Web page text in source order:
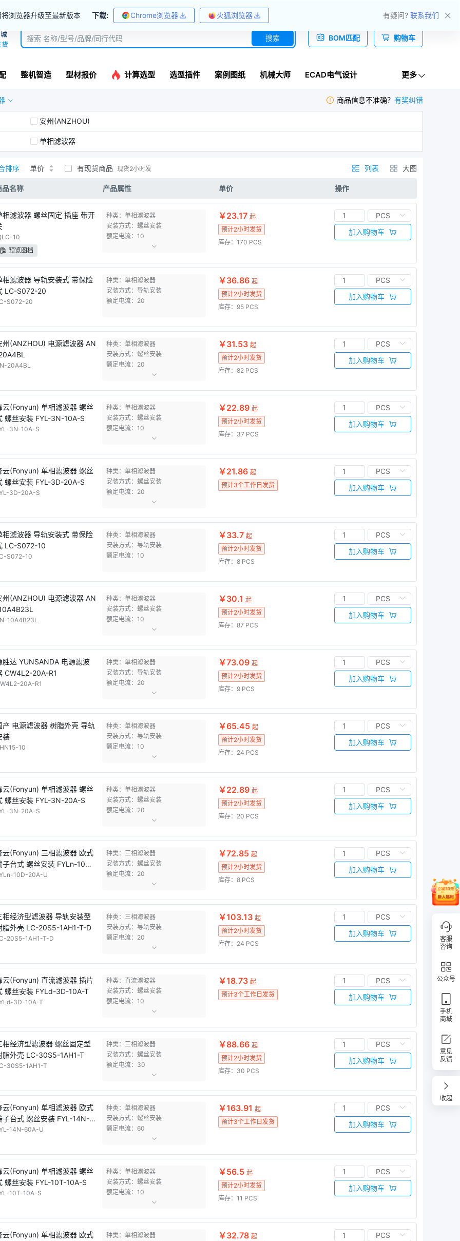
浏览器升级至最新版本 下载: Chrome浏览器 火狐浏览器 有疑问? 联系我们
关于我们
搜索 BOM匹配 购物车
整机智造 型材报价 计算选型 选型插件 案例图纸 机械大师 ECAD电气设计 更多
商品信息不准确？ 有奖纠错
安州(ANZHOU)
单相滤波器
排序 单价 有现货商品 现货2小时发 列表 大图
品名称 产品属性 单价 操作
相滤波器 螺丝固定 插座 带开
10
预览图档
种类：单相滤波器
安装方式：螺丝安装
额定电流：10
￥23.17 起
预计2小时发货
库存：170 PCS
加入购物车
相滤波器 导轨安装式 带保险
LC-S072-20
S072-20
种类：单相滤波器
安装方式：导轨安装
额定电流：20
￥36.86 起
预计2小时发货
库存：95 PCS
加入购物车
州(ANZHOU) 电源滤波器 AN
20A4BL
种类：单相滤波器
安装方式：螺丝安装
额定电流：20
￥31.53 起
预计2小时发货
库存：82 PCS
加入购物车
云(Fonyun) 单相滤波器 螺丝
螺丝安装 FYL-3N-10A-S
3N-10A-S
种类：单相滤波器
安装方式：螺丝安装
额定电流：10
￥22.89 起
预计2小时发货
库存：37 PCS
加入购物车
云(Fonyun) 单相滤波器 螺丝
螺丝安装 FYL-3D-20A-S
3D-20A-S
种类：单相滤波器
安装方式：螺丝安装
额定电流：20
￥21.86 起
预计3个工作日发货
加入购物车
相滤波器 导轨安装式 带保险
LC-S072-10
S072-10
种类：单相滤波器
安装方式：导轨安装
额定电流：10
￥33.7 起
预计2小时发货
库存：8 PCS
加入购物车
州(ANZHOU) 电源滤波器 AN
10A4B23L
种类：单相滤波器
安装方式：螺丝安装
额定电流：10
￥30.1 起
预计2小时发货
库存：87 PCS
加入购物车
胜达 YUNSANDA 电源滤波
CW4L2-20A-R1
20A-R1
种类：单相滤波器
安装方式：导轨安装
额定电流：20
￥73.09 起
预计2小时发货
库存：9 PCS
加入购物车
产 电源滤波器 树脂外壳 导轨
装
10
种类：单相滤波器
安装方式：导轨安装
额定电流：10
￥65.45 起
预计2小时发货
库存：24 PCS
加入购物车
云(Fonyun) 单相滤波器 螺丝
螺丝安装 FYL-3N-20A-S
3N-20A-S
种类：单相滤波器
安装方式：螺丝安装
额定电流：20
￥22.89 起
预计2小时发货
库存：20 PCS
加入购物车
云(Fonyun) 三相滤波器 欧式
子台式 螺丝安装 FYLn-10D-
U10D-20A-U
种类：三相滤波器
安装方式：螺丝安装
额定电流：20
￥72.85 起
预计2小时发货
库存：8 PCS
加入购物车
相经济型滤波器 导轨安装型
脂外壳 LC-20S5-1AH1-T-D
20S5-1AH1-T-D
种类：三相滤波器
安装方式：导轨安装
额定电流：20
￥103.13 起
预计2小时发货
库存：24 PCS
加入购物车
云(Fonyun) 直流滤波器 插片
螺丝安装 FYLd-3D-10A-T
3D-10A-T
种类：直流滤波器
安装方式：螺丝安装
额定电流：10
￥18.73 起
预计3个工作日发货
加入购物车
相经济型滤波器 螺丝固定型
脂外壳 LC-30S5-1AH1-T
30S5-1AH1-T
种类：三相滤波器
安装方式：螺丝安装
额定电流：30
￥88.66 起
预计2小时发货
库存：30 PCS
加入购物车
云(Fonyun) 单相滤波器 欧式
子台式 螺丝安装 FYL-14N-6
U14N-60A-U
种类：单相滤波器
安装方式：螺丝安装
额定电流：60
￥163.91 起
预计3个工作日发货
加入购物车
云(Fonyun) 单相滤波器 螺丝
螺丝安装 FYL-10T-10A-S
10T-10A-S
种类：单相滤波器
安装方式：螺丝安装
额定电流：10
￥56.5 起
预计2小时发货
库存：11 PCS
加入购物车
云(Fonyun) 单相滤波器 欧式
种类：单相滤波器
￥32.78 起
客服
咨询
公众号
手机
商城
意见
反馈
收起